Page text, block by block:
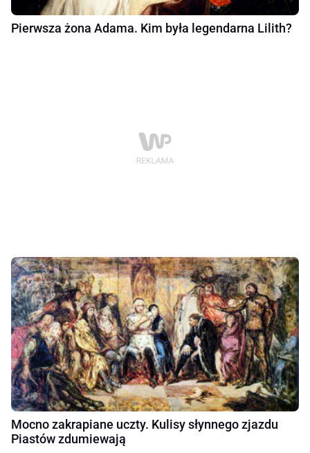
Pierwsza żona Adama. Kim była legendarna Lilith?
Mocno zakrapiane uczty. Kulisy słynnego zjazdu
Piastów zdumiewają